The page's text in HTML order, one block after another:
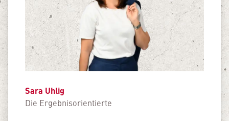
Sara Uhlig
Die Ergebnisorientierte